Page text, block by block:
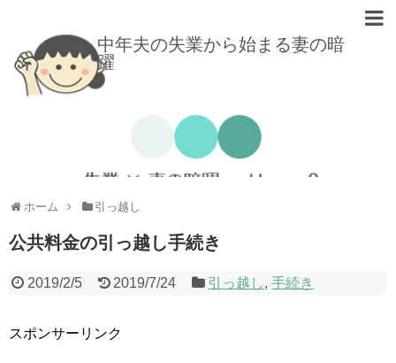
中年夫の失業から始まる妻の暗
躍
ホーム 引っ越し
公共料金の引っ越し手続き
2019/2/5 2019/7/24 引っ越し,手続き
スポンサーリンク